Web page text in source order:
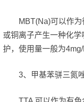
MBT(Na)可以作
或铜离子产生一种化
护，使用量一般为
3、甲基苯骈三氮